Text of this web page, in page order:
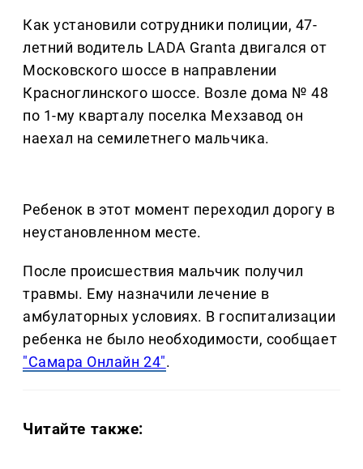
Как установили сотрудники полиции, 47-
летний водитель LADA Granta двигался от
Московского шоссе в направлении
Красноглинского шоссе. Возле дома № 48
по 1-му кварталу поселка Мехзавод он
наехал на семилетнего мальчика.
Ребенок в этот момент переходил дорогу в
неустановленном месте.
После происшествия мальчик получил
травмы. Ему назначили лечение в
амбулаторных условиях. В госпитализации
ребенка не было необходимости, сообщает
"Самара Онлайн 24".
Читайте также: